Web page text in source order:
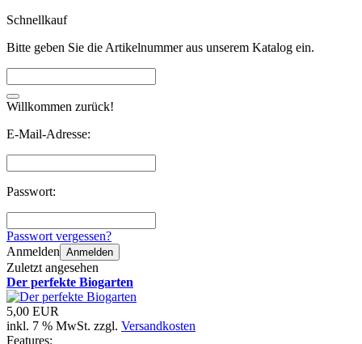
Schnellkauf
Bitte geben Sie die Artikelnummer aus unserem Katalog ein.
Willkommen zurück!
E-Mail-Adresse:
Passwort:
Passwort vergessen?
Anmelden Anmelden
Zuletzt angesehen
Der perfekte Biogarten
5,00 EUR
inkl. 7 % MwSt. zzgl. Versandkosten
Features: